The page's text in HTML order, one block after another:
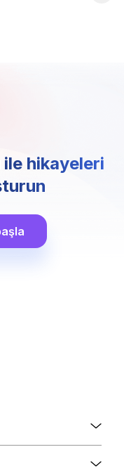
hikayeleri